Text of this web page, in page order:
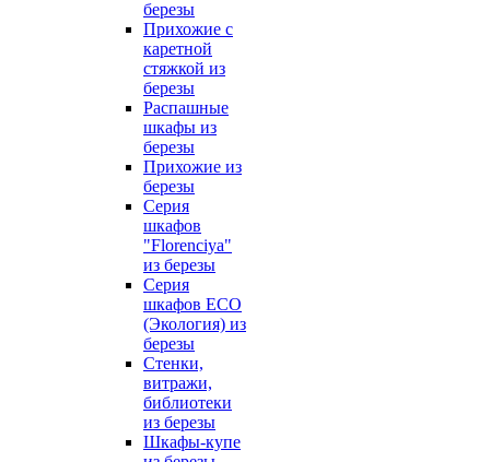
березы
Прихожие с
каретной
стяжкой из
березы
Распашные
шкафы из
березы
Прихожие из
березы
Серия
шкафов
"Florenciya"
из березы
Серия
шкафов ECO
(Экология) из
березы
Стенки,
витражи,
библиотеки
из березы
Шкафы-купе